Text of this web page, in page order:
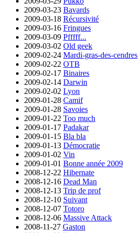
2009-03-23 Bavards
2009-03-18 Récursivité
2009-03-16 Fringues
2009-03-09 Pfffff...
2009-03-02 Old geek
2009-02-24 Mardi-gras-des-cendres
2009-02-22 OTB
2009-02-17 Binaires
2009-02-14 Darwin
2009-02-02 Lyon
2009-01-28 Camif
2009-01-28 Savoies
2009-01-22 Too much
2009-01-17 Padakar
2009-01-15 Bla bla
2009-01-13 Démocratie
2009-01-02 Vin
2009-01-01 Bonne année 2009
2008-12-22 Hibernate
2008-12-16 Dead Man
2008-12-13 Trip de prof
2008-12-10 Suivant
2008-12-07 Totoro
2008-12-06 Massive Attack
2008-11-27 Gaston